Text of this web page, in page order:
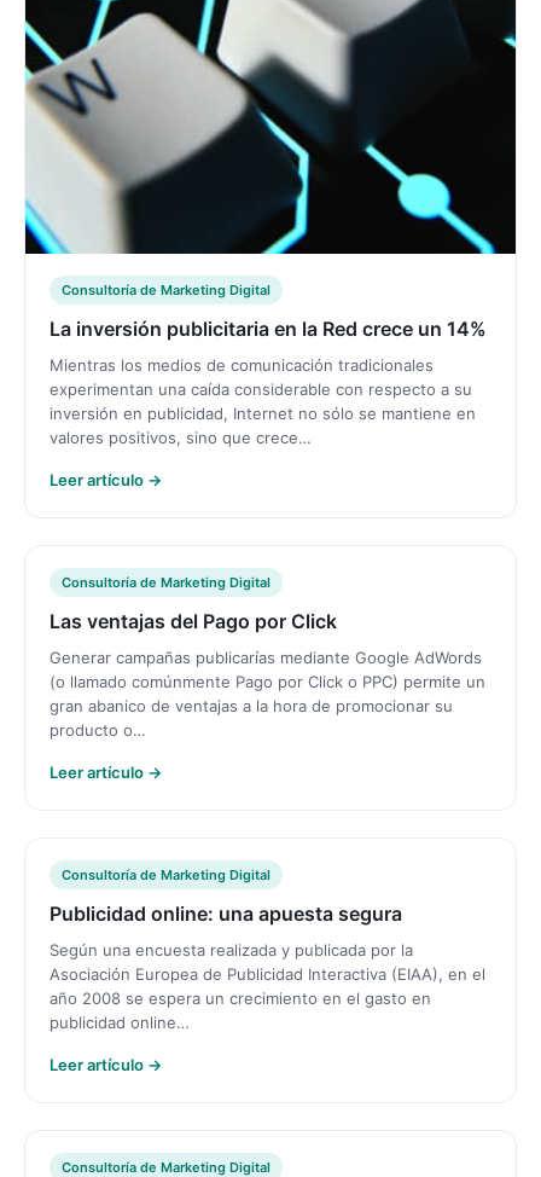
Consultoría de Marketing Digital
La inversión publicitaria en la Red crece un 14%
Mientras los medios de comunicación tradicionales
experimentan una caída considerable con respecto a su
inversión en publicidad, Internet no sólo se mantiene en
valores positivos, sino que crece…
Leer artículo →
Consultoría de Marketing Digital
Las ventajas del Pago por Click
Generar campañas publicarías mediante Google AdWords
(o llamado comúnmente Pago por Click o PPC) permite un
gran abanico de ventajas a la hora de promocionar su
producto o…
Leer artículo →
Consultoría de Marketing Digital
Publicidad online: una apuesta segura
Según una encuesta realizada y publicada por la
Asociación Europea de Publicidad Interactiva (EIAA), en el
año 2008 se espera un crecimiento en el gasto en
publicidad online…
Leer artículo →
Consultoría de Marketing Digital